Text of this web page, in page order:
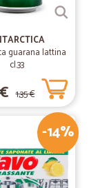
guarana lattina
cl.33
1,35 €
-14%